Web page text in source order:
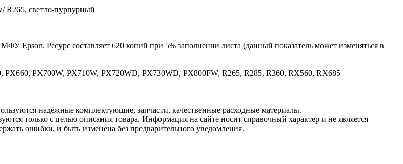
R265, светло-пурпурный
Epson. Ресурс составляет 620 копий при 5% заполнении листа (данный показатель может изменяться в
PX660, PX700W, PX710W, PX720WD, PX730WD, PX800FW, R265, R285, R360, RX560, RX685
надёжные комплектующие, запчасти, качественные расходные материалы.
только с целью описания товара. Информация на сайте носит справочный характер и не является
ошибки, и быть изменена без предварительного уведомления.